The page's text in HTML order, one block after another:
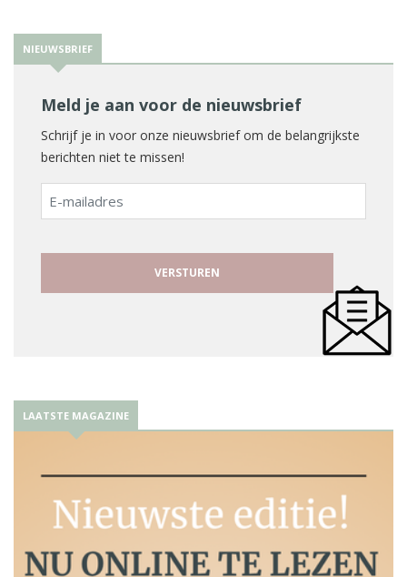
NIEUWSBRIEF
Meld je aan voor de nieuwsbrief
Schrijf je in voor onze nieuwsbrief om de belangrijkste
berichten niet te missen!
E-
mailadres
LAATSTE MAGAZINE